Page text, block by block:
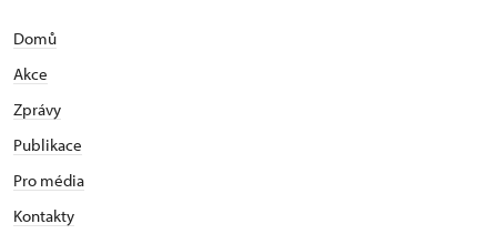
Domů
Akce
Zprávy
Publikace
Pro média
Kontakty